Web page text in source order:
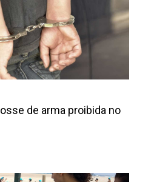
de arma proibida no